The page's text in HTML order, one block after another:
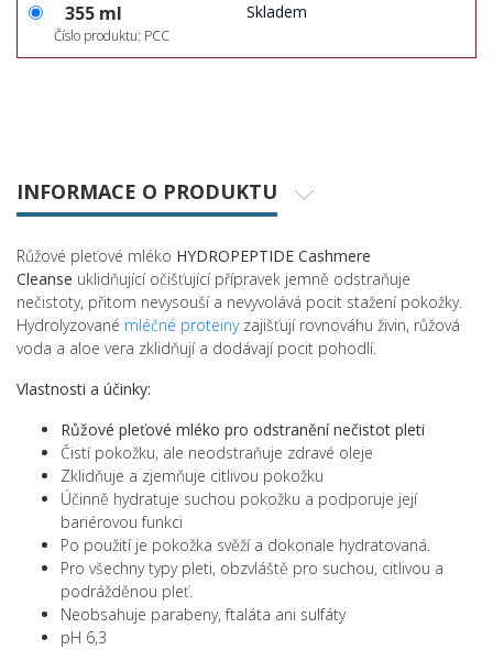
355 ml
Číslo produktu: PCC
Skladem
INFORMACE O PRODUKTU
Růžové pleťové mléko HYDROPEPTIDE Cashmere
Cleanse uklidňující očišťující přípravek jemně odstraňuje
nečistoty, přitom nevysouší a nevyvolává pocit stažení pokožky.
Hydrolyzované mléčné proteinyzajišťují rovnováhu živin, růžová
voda a aloe vera zklidňují a dodávají pocit pohodlí.
Vlastnosti a účinky:
Růžové pleťové mléko pro odstranění nečistot pleti
Čistí pokožku, ale neodstraňuje zdravé oleje
Zklidňuje a zjemňuje citlivou pokožku
Účinně hydratuje suchou pokožku a podporuje její
bariérovou funkci
Po použití je pokožka svěží a dokonale hydratovaná.
Pro všechny typy pleti, obzvláště pro suchou, citlivou a
podrážděnou pleť.
Neobsahuje parabeny, ftaláta ani sulfáty
pH 6,3